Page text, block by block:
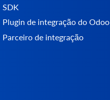
SDK
Plugin de integração do Odoo
Parceiro de integração